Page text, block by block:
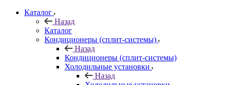
Каталог
Назад
Каталог
Кондиционеры (сплит-системы)
Назад
Кондиционеры (сплит-системы)
Холодильные установки
Назад